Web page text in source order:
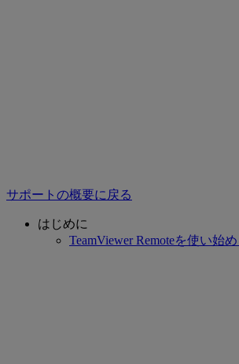
サポートの概要に戻る
はじめに
TeamViewer Remoteを使い始め